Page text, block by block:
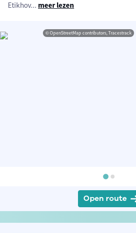
Etikhov... meer lezen
© OpenStreetMap contributors, Tracestrack
Open route